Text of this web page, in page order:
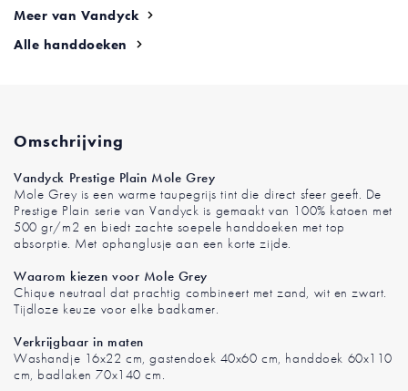
Meer van Vandyck
Alle handdoeken
Omschrijving
Vandyck Prestige Plain Mole Grey
Mole Grey is een warme taupegrijs tint die direct sfeer geeft. De
Prestige Plain serie van Vandyck is gemaakt van 100% katoen met
500 gr/m2 en biedt zachte soepele handdoeken met top
absorptie. Met ophanglusje aan een korte zijde.
Waarom kiezen voor Mole Grey
Chique neutraal dat prachtig combineert met zand, wit en zwart.
Tijdloze keuze voor elke badkamer.
Verkrijgbaar in maten
Washandje 16x22 cm, gastendoek 40x60 cm, handdoek 60x110
cm, badlaken 70x140 cm.